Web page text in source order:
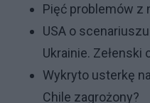
Pięć problemów z
USA o
Ukrainie. Zełenski
Wykryto usterkę
Chile zagrożony?